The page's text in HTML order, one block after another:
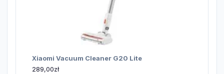
Xiaomi Vacuum Cleaner G20 Lite
289,00zł